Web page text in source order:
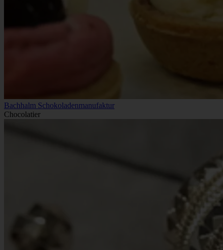
Bachhalm Schokoladenmanufaktur
Chocolatier